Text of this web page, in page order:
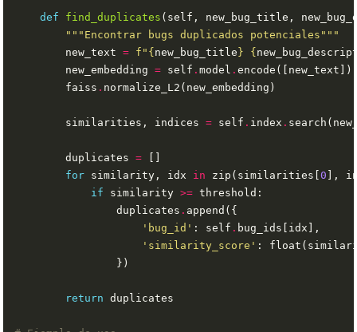
def find_duplicates (self, new_bug_title,
"""Encontrar bugs duplicados potenciales"""
        new_text
= f " { new_bug_title } {
        new_embedding
= self .model .
        faiss
.
        similarities, indices
= self . index .
        duplicates
=
for similarity, idx in zip(similarities[0 ],
if similarity >=
                duplicates
.
'bug_id' : self .
'similarity_score'
return